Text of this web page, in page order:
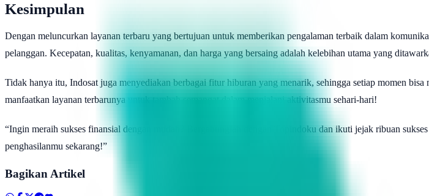
Kesimpulan
Dengan meluncurkan layanan terbaru yang bertujuan untuk memberikan pengalaman terbaik dalam
pelanggan. Kecepatan, kualitas, kenyamanan, dan harga yang bersaing adalah kelebihan utama yang
Tidak hanya itu, Indosat juga menyediakan berbagai fitur hiburan yang menarik, sehingga setiap momen
manfaatkan layanan terbarunya untuk tambah semangat dalam menjalani aktivitasmu sehari-hari!
“Ingin meraih sukses finansial dengan mudah? Bergabunglah dengan Topindoku dan ikuti jejak ribuan
penghasilanmu sekarang!”
Bagikan Artikel